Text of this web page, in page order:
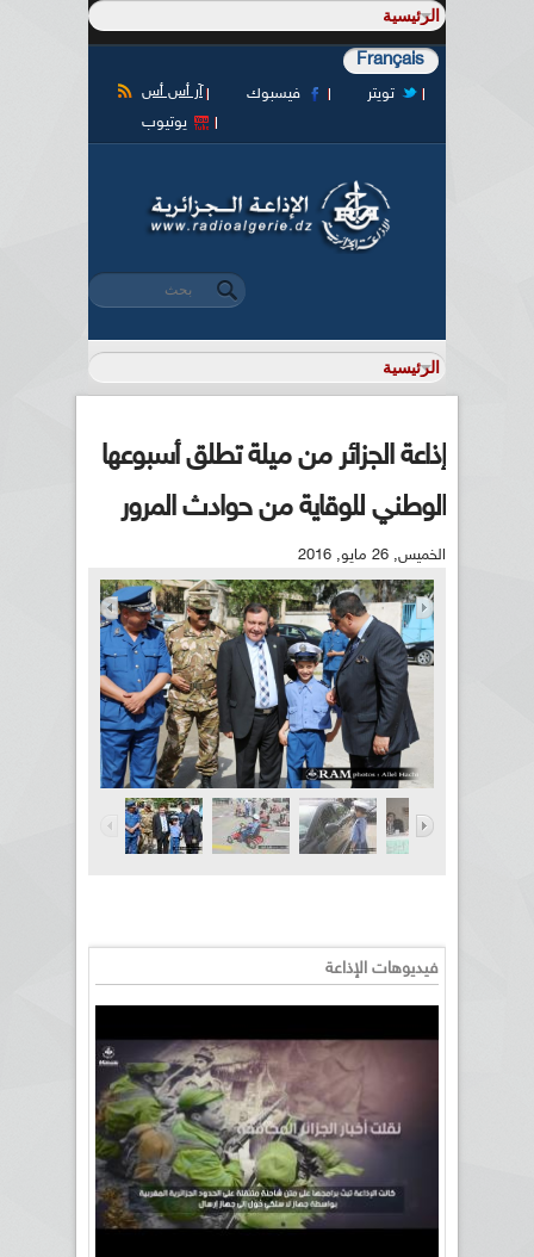
Français
آر أس أس فيسبوك
تويتر
يوتيوب
استمارة البحث
‏بحث ‏
إذاعة الجزائر من ميلة تطلق أسبوعها
الوطني للوقاية من حوادث المرور
الخميس, 26 مايو, 2016
فيديوهات الإذاعة